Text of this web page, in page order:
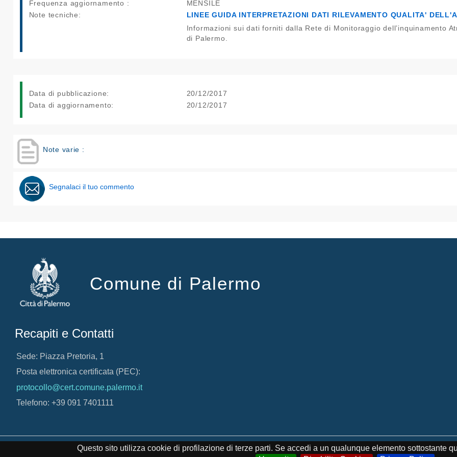
Frequenza aggiornamento :
MENSILE
Note tecniche:
LINEE GUIDA INTERPRETAZIONI DATI RILEVAMENTO QUALITA'
Informazioni sui dati forniti dalla Rete di Monitoraggio dell’inquinamento Atmosferico ed Acustico
di Palermo.
Data di pubblicazione:
20/12/2017
Data di aggiornamento:
20/12/2017
Note varie :
Segnalaci il tuo commento
Comune di Palermo
Recapiti e Contatti
Sede: Piazza Pretoria, 1
Posta elettronica certificata (PEC):
protocollo@cert.comune.palermo.it
Telefono: +39 091 7401111
Note Legali Cookie Policy © 2017 Comune di Palermo - Tutti i diritti riservati
Questo sito utilizza cookie di profilazione di terze parti. Se accedi a un qualunque elemento sottostante